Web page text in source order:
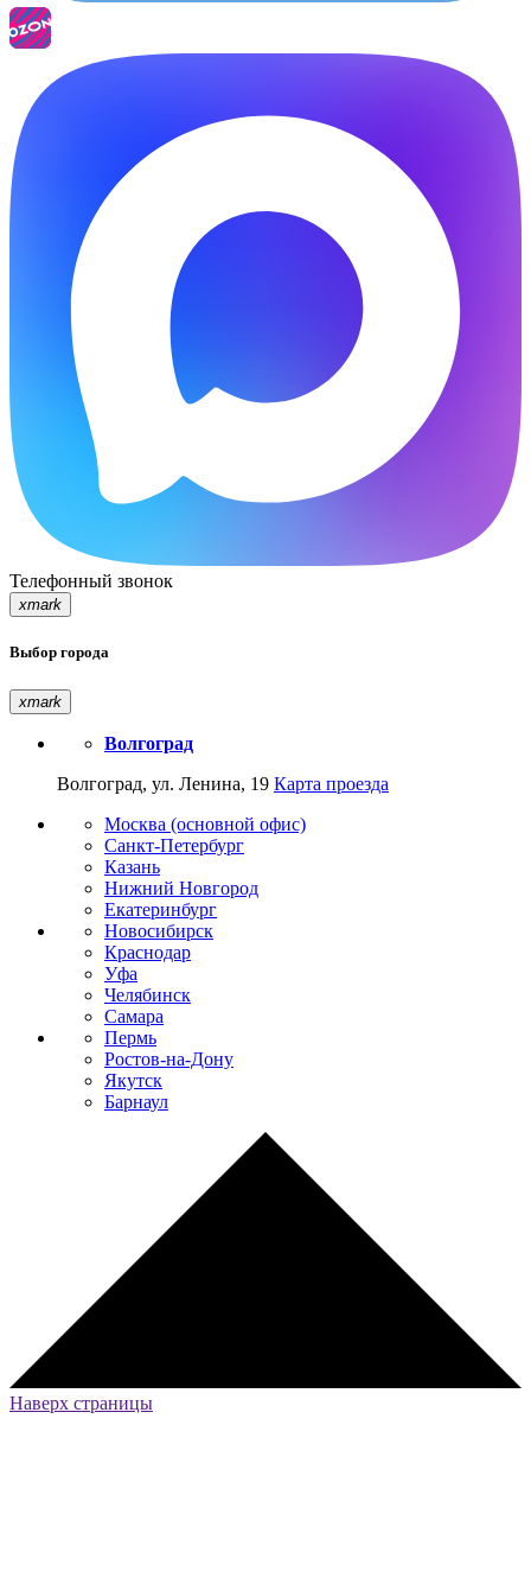
Телефонный звонок
xmark
Выбор города
xmark
Волгоград
Волгоград, ул. Ленина, 19 Карта проезда
Москва (основной офис)
Санкт-Петербург
Казань
Нижний Новгород
Екатеринбург
Новосибирск
Краснодар
Уфа
Челябинск
Самара
Пермь
Ростов-на-Дону
Якутск
Барнаул
Наверх страницы